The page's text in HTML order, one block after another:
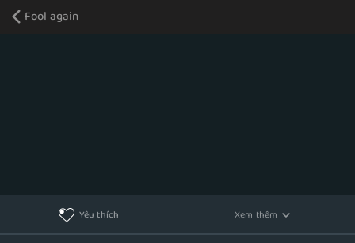
Fool again
Yêu thích Xem thêm